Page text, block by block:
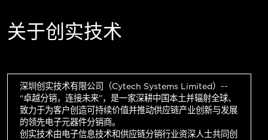
关于创实技术
深圳创实技术有限公司（Cytech Systems Limited）--
“卓越分销，连接未来”，是一家深耕中国本土并辐射全球、
致力于为客户创造可持续价值并推动供应链产业创新与发展
的领先电子元器件分销商。
创实技术由电子信息技术和供应链分销行业资深人士共同创